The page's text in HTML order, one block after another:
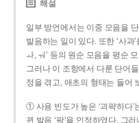
해설
일부 방언에서는 이중 모음을
발음하는 일이 있다. 또한 ‘사과
ㅘ, ㅝ’ 등의 원순 모음을 평순
그러나 이 조항에서 다룬 단어
정을 겪고, 애초의 형태는 들어
① 사용 빈도가 높은 ‘괴퍅하다’
뀐 발음 ‘팍’을 인정하였다. 그